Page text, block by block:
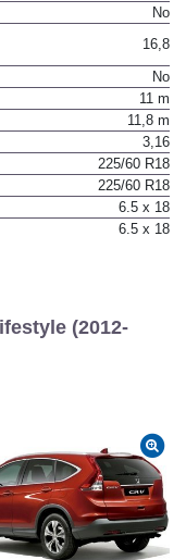
No
16,8
No
11 m
11,8 m
3,16
225/60 R18
225/60 R18
6.5 x 18
6.5 x 18
(2012-